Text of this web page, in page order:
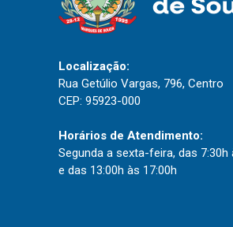
Portal do Servidor
Publicações
Diário Oficial (Novo)
Diário Oficial (Até 30/04)
Localização:
Rua Getúlio Vargas, 796, Centro
CEP: 95923-000
Horários de Atendimento:
Segunda a sexta-feira, das 7:30h
e das 13:00h às 17:00h